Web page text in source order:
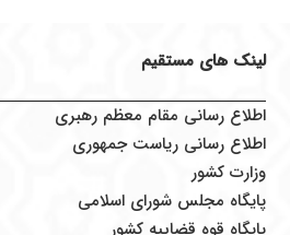
لینک های مستقیم
اطلاع رسانی مقام معظم رهبری
اطلاع رسانی ریاست جمهوری
وزارت کشور
پایگاه مجلس شورای اسلامی
پایگاه قوه قضاییه کشور